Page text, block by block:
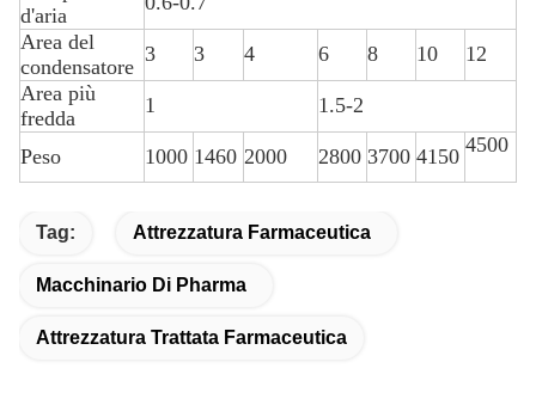
d'aria
Area del
condensatore
3 3 4 6 8 10
12
Area più
fredda
1 1.5-2
Peso 1000 1460 2000 2800 3700 4150 4500
Tag: Attrezzatura Farmaceutica
Macchinario Di Pharma
Attrezzatura Trattata Farmaceutica